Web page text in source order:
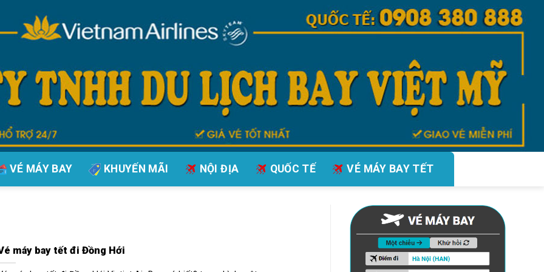
VÉ MÁY BAY KHUYẾN MÃI NỘI ĐỊA QUỐC TẾ VÉ MÁY BAY TẾT
máy bay tết đi Đồng Hới